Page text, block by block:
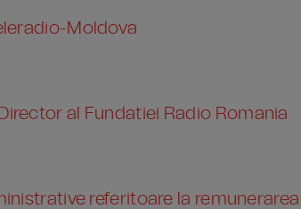
Moldova
al Fundatiei Radio Romania
referitoare la remunerarea